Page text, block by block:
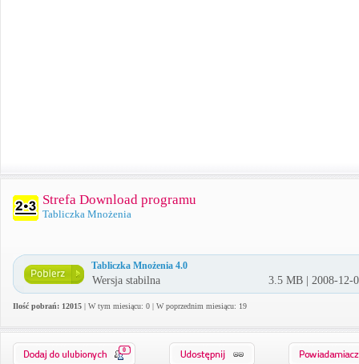
Strefa Download programu
Tabliczka Mnożenia
Tabliczka Mnożenia 4.0
Wersja stabilna 3.5 MB | 2008-12-
Ilość pobrań: 12015 | W tym miesiącu: 0 | W poprzednim miesiącu: 19
0